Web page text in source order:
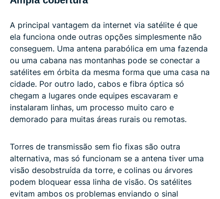
A principal vantagem da internet via satélite é que
ela funciona onde outras opções simplesmente não
conseguem. Uma antena parabólica em uma fazenda
ou uma cabana nas montanhas pode se conectar a
satélites em órbita da mesma forma que uma casa na
cidade. Por outro lado, cabos e fibra óptica só
chegam a lugares onde equipes escavaram e
instalaram linhas, um processo muito caro e
demorado para muitas áreas rurais ou remotas.
Torres de transmissão sem fio fixas são outra
alternativa, mas só funcionam se a antena tiver uma
visão desobstruída da torre, e colinas ou árvores
podem bloquear essa linha de visão. Os satélites
evitam ambos os problemas enviando o sinal